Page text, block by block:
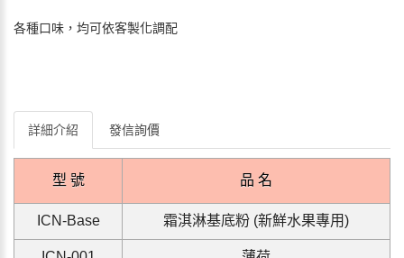
各種口味，均可依客製化調配
詳細介紹 發信詢價
型 號 品 名
ICN-Base 霜淇淋基底粉 (新鮮水果專用)